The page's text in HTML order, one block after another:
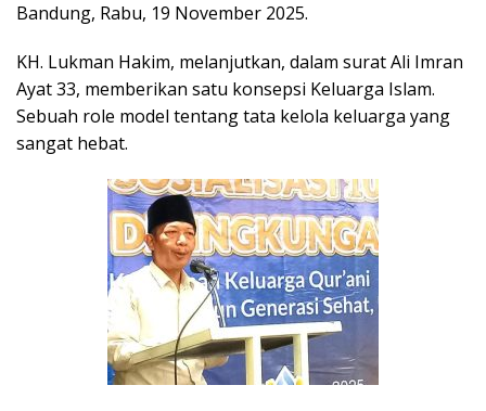
Bandung, Rabu, 19 November 2025.
KH. Lukman Hakim, melanjutkan, dalam surat Ali Imran
Ayat 33, memberikan satu konsepsi Keluarga Islam.
Sebuah role model tentang tata kelola keluarga yang
sangat hebat.